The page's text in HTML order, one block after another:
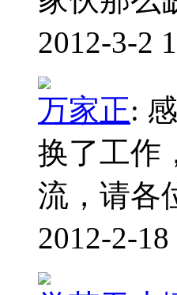
2012-3-2
万家正:
换了工作
流，请各
2012-2-18